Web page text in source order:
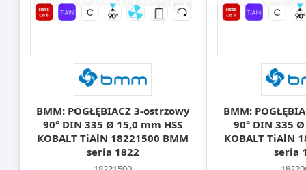
BMM: POGŁĘBIACZ 3-ostrzowy
90° DIN 335 Ø 15,0 mm HSS
KOBALT TiAlN 18221500 BMM
seria 1822
BMM:
90° DIN 335
KOBALT TiAlN
seria